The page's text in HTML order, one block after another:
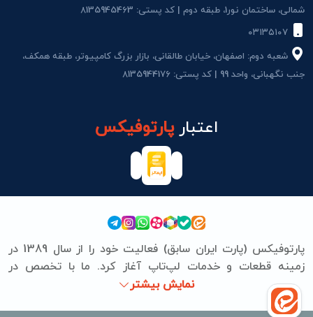
شمالی، ساختمان نور1، طبقه دوم | کد پستی: 8135945463
شعبه دوم: اصفهان، خیابان طالقانی، بازار بزرگ کامپیوتر، طبقه همکف،
جنب نگهبانی، واحد 99 | کد پستی: 8135944176
اعتبارپارتوفیکس
پارتوفیکس (پارت ایران سابق) فعالیت خود را از سال 1389 در
زمینه قطعات و خدمات لپ‌تاپ آغاز کرد. ما با تخصص در
نمایش بیشتر